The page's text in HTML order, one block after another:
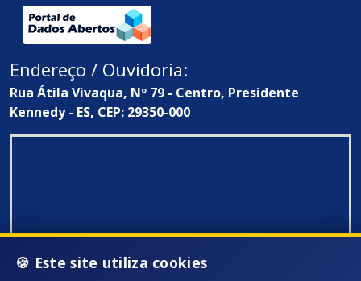
Endereço / Ouvidoria:
Rua Átila Vivaqua, Nº 79 - Centro, Presidente
Kennedy - ES, CEP: 29350-000
🍪 Este site utiliza cookies